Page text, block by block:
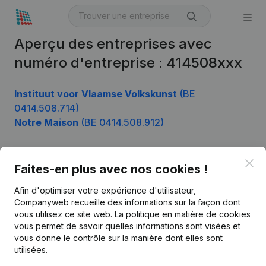
Aperçu des entreprises avec
numéro d'entreprise : 414508xxx
Instituut voor Vlaamse Volkskunst (BE
0414.508.714)
Notre Maison (BE 0414.508.912)
Faites-en plus avec nos cookies !
Afin d'optimiser votre expérience d'utilisateur,
Companyweb recueille des informations sur la façon dont
vous utilisez ce site web. La politique en matière de cookies
vous permet de savoir quelles informations sont visées et
vous donne le contrôle sur la manière dont elles sont
utilisées.
Français
Kantorenpark Everest
Produit
Informations d’entreprise
Monitoring
Recherche internationale